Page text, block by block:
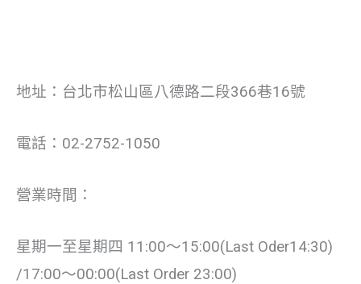
地址：台北市松山區八德路二段366巷16號
電話：02-2752-1050
營業時間：
星期一至星期四 11:00〜15:00(Last Oder14:30)
/17:00〜00:00(Last Order 23:00)